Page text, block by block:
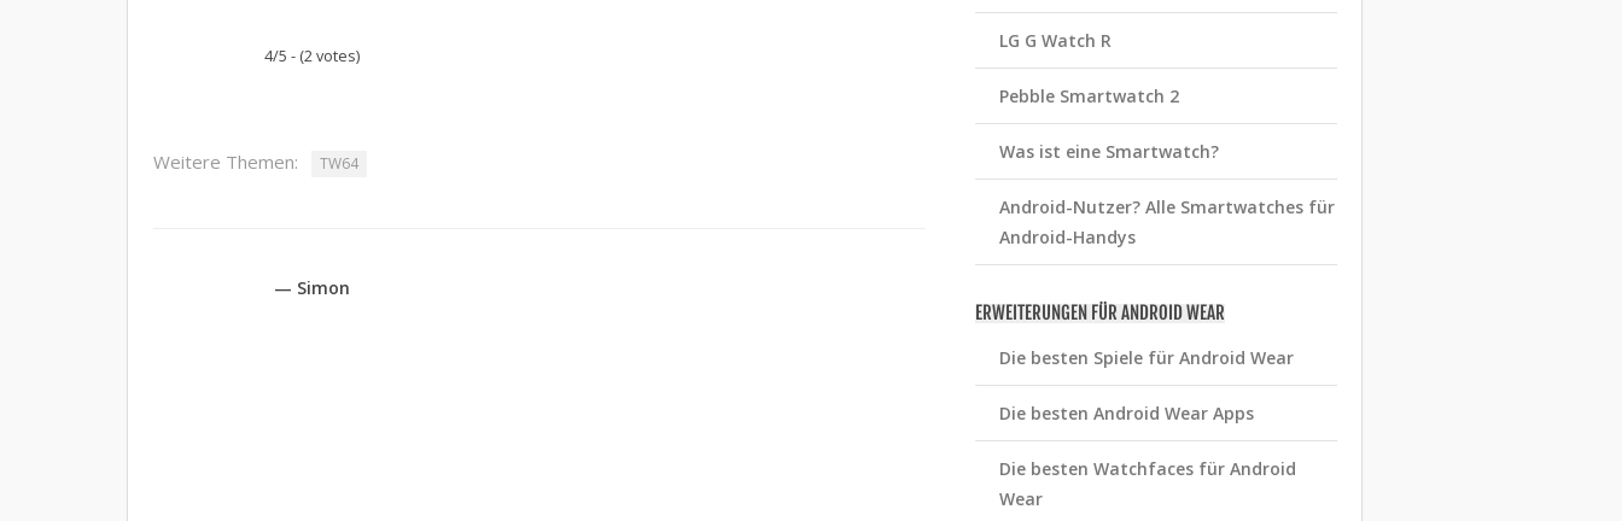
4/5 - (2 votes)
Weitere Themen: TW64
— Simon
LG G Watch R
Pebble Smartwatch 2
Was ist eine Smartwatch?
Android-Nutzer? Alle Smartwatches für
Android-Handys
ERWEITERUNGEN FÜR ANDROID WEAR
Die besten Spiele für Android Wear
Die besten Android Wear Apps
Die besten Watchfaces für Android
Wear